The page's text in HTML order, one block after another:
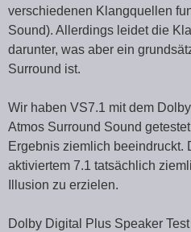
verschiedenen Klangquellen
Sound). Allerdings leidet die
darunter, was aber ein
Surround ist.
Wir haben VS7.1 mit dem
Atmos Surround Sound
Ergebnis ziemlich beeindruckt.
aktiviertem 7.1 tatsächlich
Illusion zu erzielen.
Dolby Digital Plus Speaker Test